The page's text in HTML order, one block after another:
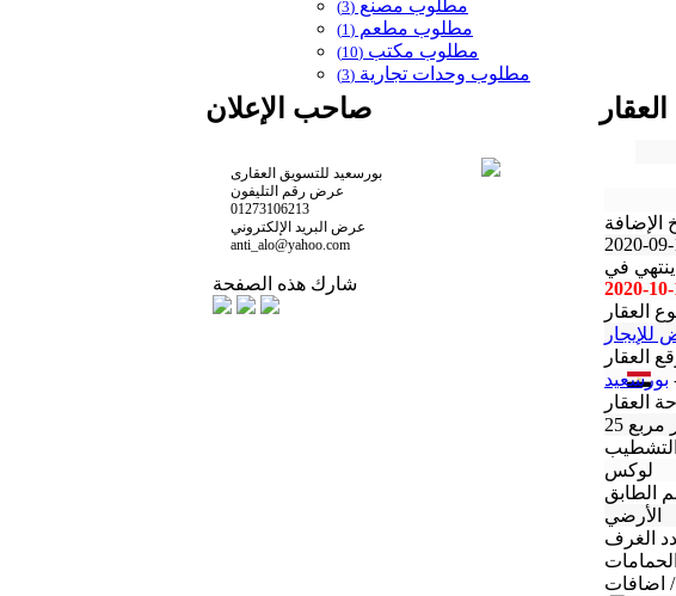
مطلوب مصنع (3)
مطلوب مطعم (1)
مطلوب مكتب (10)
مطلوب وحدات تجارية (3)
الإضافة
2020-
ينتهي في
2020-
العقار
العقار
بورسعيد
العقار
مربع
لوكس
الطابق
الأرضي
الغرف
اضافات
صاحب الإعلان
بورسعيد للتسويق العقارى
عرض رقم التليفون
01273106213
عرض البريد الإلكتروني
anti_alo@yahoo.com
شارك هذه الصفحة